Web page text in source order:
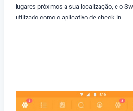
lugares próximos a sua localização, e o
utilizado como o aplicativo de check-in.